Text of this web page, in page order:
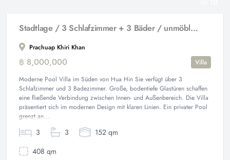
Stadtlage / 3 Schlafzimmer + 3 Bäder / unmöbliert
Prachuap Khiri Khan
฿ 8,000,000
Villa
Moderne Pool Villa im Süden von Hua Hin Sie verfügt über 3
Schlafzimmer und 3 Badezimmer. Große, bodentiefe Glastüren schaffen
eine fließende Verbindung zwischen Innen- und Außenbereich. Die Villa
präsentiert sich im modernen Design mit klaren Linien. Ein privater Pool
grenzt an...
3 3
152 qm
408 qm